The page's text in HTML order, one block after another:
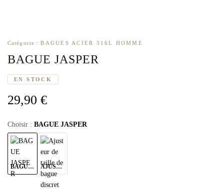
Catégorie :BAGUES ACIER 316L HOMME
BAGUE JASPER
EN STOCK
29,90 €
BAGUE JASPER
BAGUE JASPER AJUSTEUR DE BAGUE